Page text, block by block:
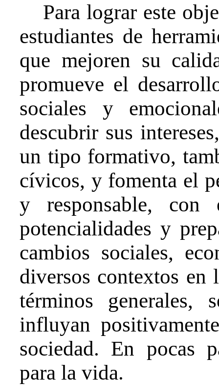
Para lograr este
estudiantes de
que mejoren su
promueve el
sociales y
descubrir sus
un tipo formativo,
cívicos, y fomenta el
y responsable,
potencialidades y
cambios sociales,
diversos contextos en
términos generales,
influyan
sociedad. En pocas
para la vida.